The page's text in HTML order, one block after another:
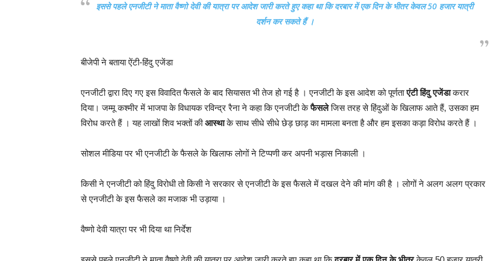
इससे पहले एनजीटी ने माता वैष्णो देवी की यात्रा पर आदेश जारी करते हुए कहा था कि दरबार में एक दिन के भीतर केवल 50 हजार यात्री
दर्शन कर सकते हैं ।
बीजेपी ने बताया ऐंटी-हिंदु एजेंडा
एनजीटी द्वारा दिए गए इस विवादित फैसले के बाद सियासत भी तेज हो गई है । एनजीटी के इस आदेश को पूर्णताएंटी हिंदु एजेंडाकरार
दिया। जम्मू कश्मीर में भाजपा के विधायक रविन्द्र रैना ने कहा कि एनजीटी केफैसलेजिस तरह से हिंदुओं के खिलाफ आते हैं, उसका हम
विरोध करते हैं । यह लाखों शिव भक्तों कीआस्थाके साथ सीधे सीधे छेड़ छाड़ का मामला बनता है और हम इसका कड़ा विरोध करते हैं ।
सोशल मीडिया पर भी एनजीटी के फैसले के खिलाफ लोगों ने टिप्पणी कर अपनी भड़ास निकाली ।
किसी ने एनजीटी को हिंदु विरोधी तो किसी ने सरकार से एनजीटी के इस फैसले में दखल देने की मांग की है । लोगों ने अलग अलग प्रकार
से एनजीटी के इस फैसले का मजाक भी उड़ाया ।
वैष्णो देवी यात्रा पर भी दिया था निर्देश